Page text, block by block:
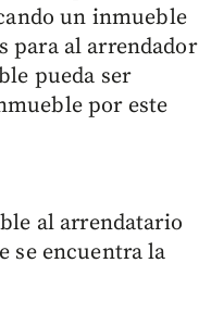
un inmueble
para al arrendador
pueda ser
por este
al arrendatario
se encuentra la